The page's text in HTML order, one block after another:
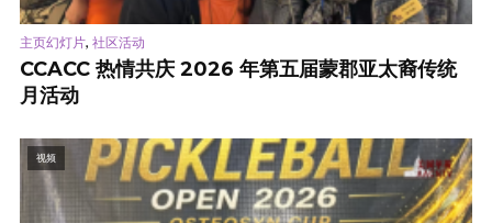
主页幻灯片, 社区活动
CCACC 热情共庆 2026 年第五届蒙郡亚太裔传统
月活动
视频